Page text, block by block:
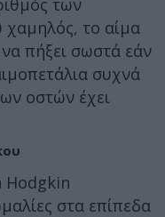
χαμηλός, το αίμα
πήξει σωστά εάν
συχνά
οστών έχει
Hodgkin
στα επίπεδα